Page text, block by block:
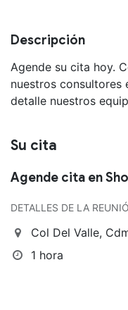
Descripción
Agende su cita hoy.
nuestros consultores
detalle nuestros
Su cita
Agende cita en
DETALLES DE LA
Col Del Valle,
1 hora